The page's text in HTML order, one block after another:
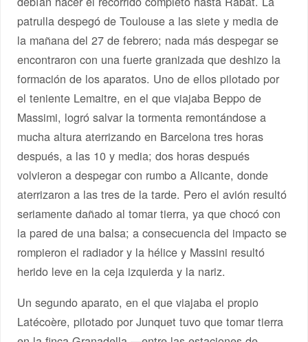
patrulla despegó de Toulouse a las siete y media de
la mañana del 27 de febrero; nada más despegar se
encontraron con una fuerte granizada que deshizo la
formación de los aparatos. Uno de ellos pilotado por
el teniente Lemaitre, en el que viajaba Beppo de
Massimi, logró salvar la tormenta remontándose a
mucha altura aterrizando en Barcelona tres horas
después, a las 10 y media; dos horas después
volvieron a despegar con rumbo a Alicante, donde
aterrizaron a las tres de la tarde. Pero el avión resultó
seriamente dañado al tomar tierra, ya que chocó con
la pared de una balsa; a consecuencia del impacto se
rompieron el radiador y la hélice y Massini resultó
herido leve en la ceja izquierda y la nariz.
Un segundo aparato, en el que viajaba el propio
Latécoère, pilotado por Junquet tuvo que tomar tierra